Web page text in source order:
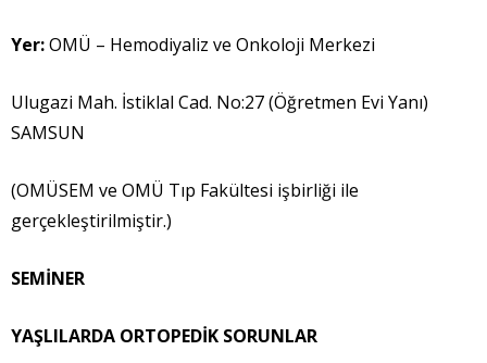
Yer:OMÜ – Hemodiyaliz ve Onkoloji Merkezi
Ulugazi Mah. İstiklal Cad. No:27 (Öğretmen Evi Yanı)
SAMSUN
(OMÜSEM ve OMÜ Tıp Fakültesi işbirliği ile
gerçekleştirilmiştir.)
SEMİNER
YAŞLILARDA ORTOPEDİK SORUNLAR